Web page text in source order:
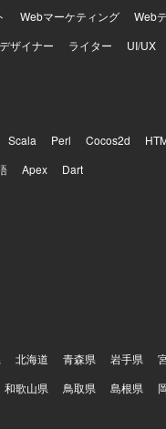
Webマーケティング Web
ザイナー ライター UI/UX
Scala Perl Cocos2d
Apex Dart
北海道 青森県 岩手県
和歌山県 鳥取県 島根県